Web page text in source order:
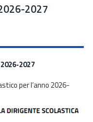
2027
2027
per l’anno 2026-